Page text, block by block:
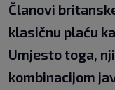
Članovi
klasičnu plaću
Umjesto toga,
kombinacijom